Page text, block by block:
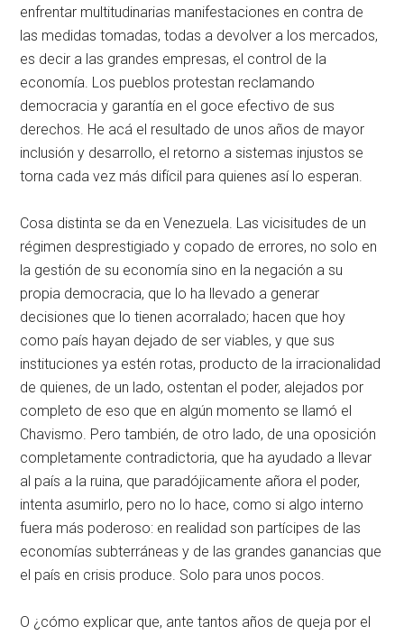
enfrentar multitudinarias manifestaciones en contra de
las medidas tomadas, todas a devolver a los mercados,
es decir a las grandes empresas, el control de la
economía. Los pueblos protestan reclamando
democracia y garantía en el goce efectivo de sus
derechos. He acá el resultado de unos años de mayor
inclusión y desarrollo, el retorno a sistemas injustos se
torna cada vez más difícil para quienes así lo esperan.
Cosa distinta se da en Venezuela. Las vicisitudes de un
régimen desprestigiado y copado de errores, no solo en
la gestión de su economía sino en la negación a su
propia democracia, que lo ha llevado a generar
decisiones que lo tienen acorralado; hacen que hoy
como país hayan dejado de ser viables, y que sus
instituciones ya estén rotas, producto de la irracionalidad
de quienes, de un lado, ostentan el poder, alejados por
completo de eso que en algún momento se llamó el
Chavismo. Pero también, de otro lado, de una oposición
completamente contradictoria, que ha ayudado a llevar
al país a la ruina, que paradójicamente añora el poder,
intenta asumirlo, pero no lo hace, como si algo interno
fuera más poderoso: en realidad son partícipes de las
economías subterráneas y de las grandes ganancias que
el país en crisis produce. Solo para unos pocos.
O ¿cómo explicar que, ante tantos años de queja por el